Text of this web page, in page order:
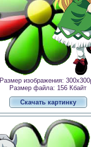
Размер изображения:
Размер файла: 156 Кбайт
Скачать картинку